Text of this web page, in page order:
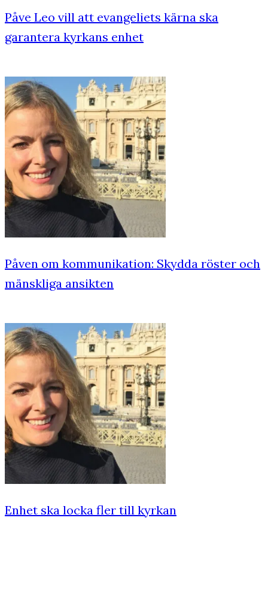
Påve Leo vill att evangeliets kärna ska
garantera kyrkans enhet
Påven om kommunikation: Skydda röster och
mänskliga ansikten
Enhet ska locka fler till kyrkan